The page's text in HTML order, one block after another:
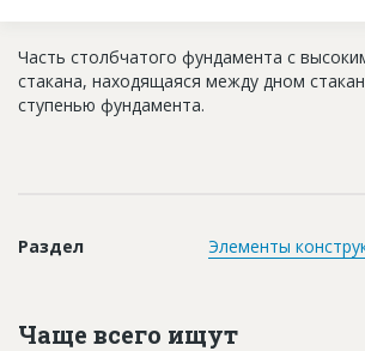
База строящихся объектов
Инвестпроекты
Правила работы
Часть столбчатого фундамента с
стакана, находящаяся между дном
ступенью фундамента.
Раздел Элементы
Чаще всего ищут